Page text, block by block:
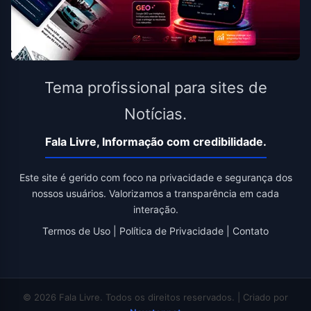
Tema profissional para sites de
Notícias.
Fala Livre, Informação com credibilidade.
Este site é gerido com foco na privacidade e segurança dos
nossos usuários. Valorizamos a transparência em cada
interação.
Termos de Uso
Política de Privacidade Contato
© 2026 Fala Livre. Todos os direitos reservados. | Criado por